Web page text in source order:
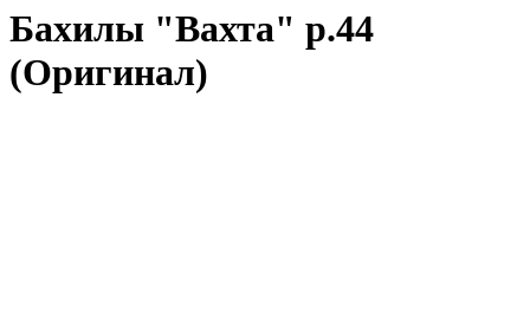
Бахилы "Вахта" р.44
(Оригинал)